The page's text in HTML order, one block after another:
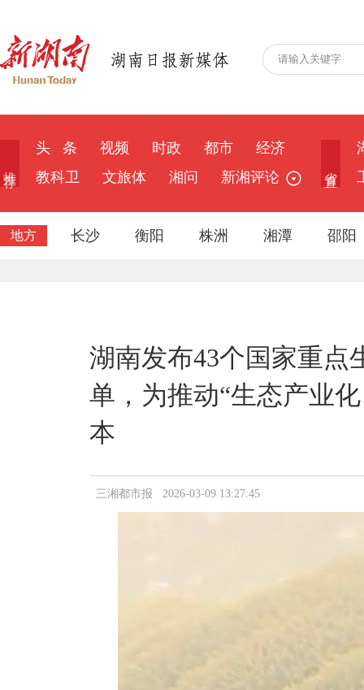
头 条 视频 时政 都市
经济
教科卫
文旅体 湘问 新湘评论
地方 长沙 衡阳 株洲 湘潭 邵阳
湖南发布43个国家重点
单，为推动“生态产业
本
三湘都市报 2026-03-09 13:27:45